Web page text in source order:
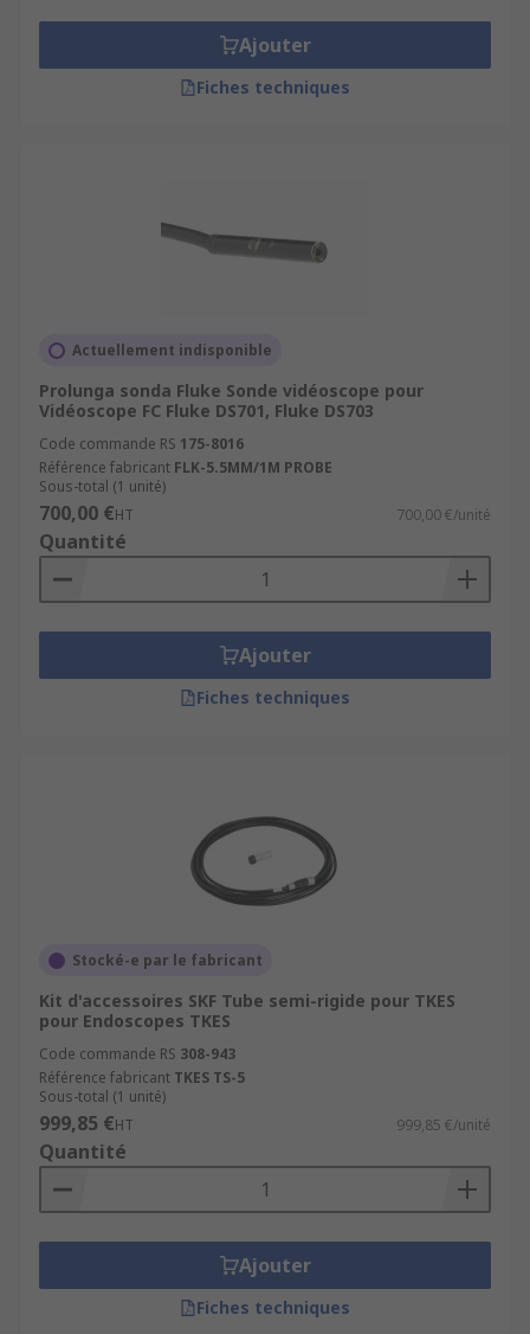
Ajouter
Fiches techniques
Actuellement indisponible
Prolunga sonda Fluke Sonde vidéoscope pour
Vidéoscope FC Fluke DS701, Fluke DS703
Code commande RS 175-8016
Référence fabricant FLK-5.5MM/1M PROBE
Sous-total (1 unité)
700,00 €HT 700,00 €/unité
Quantité
Ajouter
Fiches techniques
Stocké-e par le fabricant
Kit d'accessoires SKF Tube semi-rigide pour TKES
pour Endoscopes TKES
Code commande RS 308-943
Référence fabricant TKES TS-5
Sous-total (1 unité)
999,85 €HT 999,85 €/unité
Quantité
Ajouter
Fiches techniques